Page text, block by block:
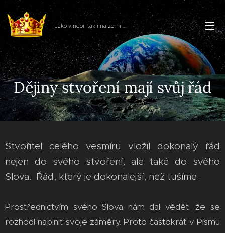
Jako v nebi, tak i na zemi ...
Dějiny stvoření mají svůj řád
Stvořitel celého vesmíru vložil dokonalý řád
nejen do svého stvoření, ale také do svého
Slova. Řád, který je dokonalejší, než tušíme.
Prostřednictvím svého Slova nám dal vědět, že se
rozhodl naplnit svoje záměry. Proto častokrát v Písmu